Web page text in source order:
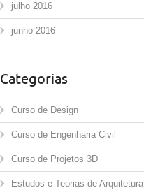
julho 2016
junho 2016
Categorias
Curso de Design
Curso de Engenharia Civil
Curso de Projetos 3D
Estudos e Teorias de Arquitetura